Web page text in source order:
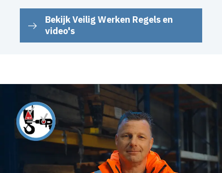
Bekijk Veilig Werken Regels en
video's